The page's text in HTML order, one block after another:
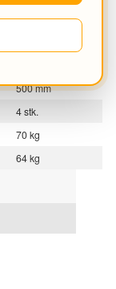
500 mm
4 stk.
70 kg
64 kg